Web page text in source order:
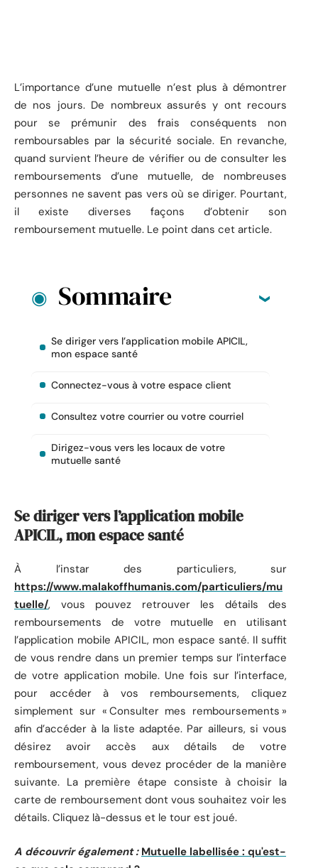
L’importance d’une mutuelle n’est plus à démontrer
de nos jours. De nombreux assurés y ont recours
pour se prémunir des frais conséquents non
remboursables par la sécurité sociale. En revanche,
quand survient l’heure de vérifier ou de consulter les
remboursements d’une mutuelle, de nombreuses
personnes ne savent pas vers où se diriger. Pourtant,
il existe diverses façons d’obtenir son
remboursement mutuelle. Le point dans cet article.
Sommaire
Se diriger vers l’application mobile APICIL,
mon espace santé
Connectez-vous à votre espace client
Consultez votre courrier ou votre courriel
Dirigez-vous vers les locaux de votre
mutuelle santé
Se diriger vers l’application mobile
APICIL, mon espace santé
À l’instar des particuliers, sur
https://www.malakoffhumanis.com/particuliers/mu
tuelle/, vous pouvez retrouver les détails des
remboursements de votre mutuelle en utilisant
l’application mobile APICIL, mon espace santé. Il suffit
de vous rendre dans un premier temps sur l’interface
de votre application mobile. Une fois sur l’interface,
pour accéder à vos remboursements, cliquez
simplement sur « Consulter mes remboursements »
afin d’accéder à la liste adaptée. Par ailleurs, si vous
désirez avoir accès aux détails de votre
remboursement, vous devez procéder de la manière
suivante. La première étape consiste à choisir la
carte de remboursement dont vous souhaitez voir les
détails. Cliquez là-dessus et le tour est joué.
A découvrir également : Mutuelle labellisée : qu'est-